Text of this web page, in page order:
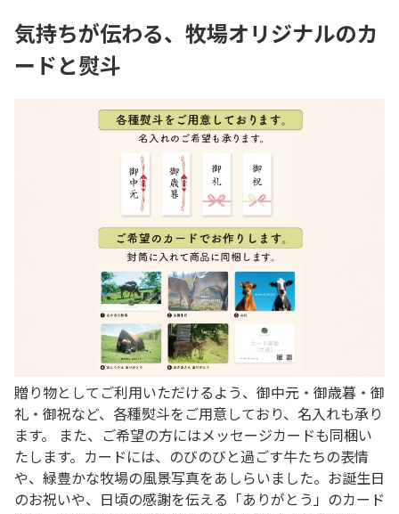
気持ちが伝わる、牧場オリジナルのカ
ードと熨斗
贈り物としてご利用いただけるよう、御中元・御歳暮・御
礼・御祝など、各種熨斗をご用意しており、名入れも承り
ます。 また、ご希望の方にはメッセージカードも同梱い
たします。カードには、のびのびと過ごす牛たちの表情
や、緑豊かな牧場の風景写真をあしらいました。お誕生日
のお祝いや、日頃の感謝を伝える「ありがとう」のカード